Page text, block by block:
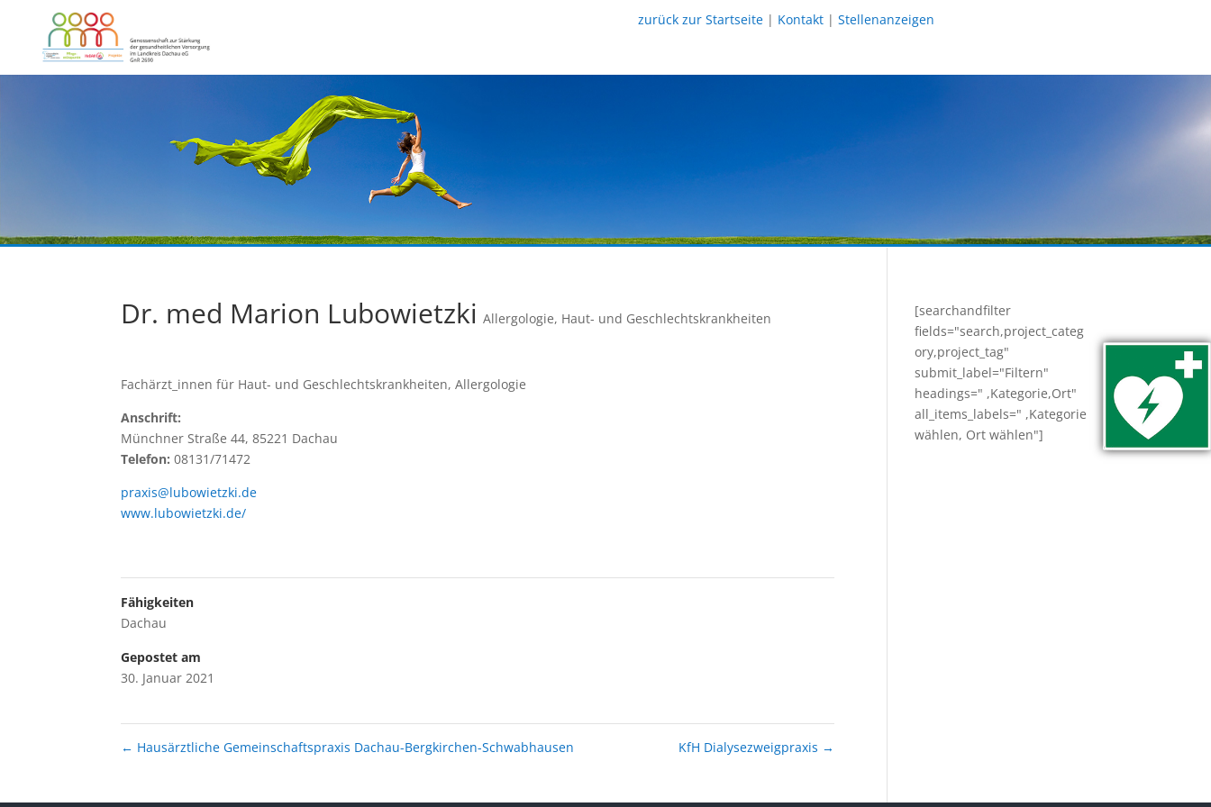
zurück zur Startseite | Kontakt |Stellenanzeigen
Dr. med Marion Lubowietzki Allergologie, Haut- und Geschlechtskrankheiten
Fachärzt_innen für Haut- und Geschlechtskrankheiten, Allergologie
Anschrift:
Münchner Straße 44, 85221 Dachau
Telefon: 08131/71472
praxis@lubowietzki.de
www.lubowietzki.de/
Fähigkeiten
Dachau
Gepostet am
30. Januar 2021
← Hausärztliche Gemeinschaftspraxis Dachau-Bergkirchen-Schwabhausen KfH Dialysezweigpraxis →
[searchandfilter
fields="search,project_categ
ory,project_tag"
submit_label="Filtern"
headings=" ,Kategorie,Ort"
all_items_labels=" ,Kategorie
wählen, Ort wählen"]